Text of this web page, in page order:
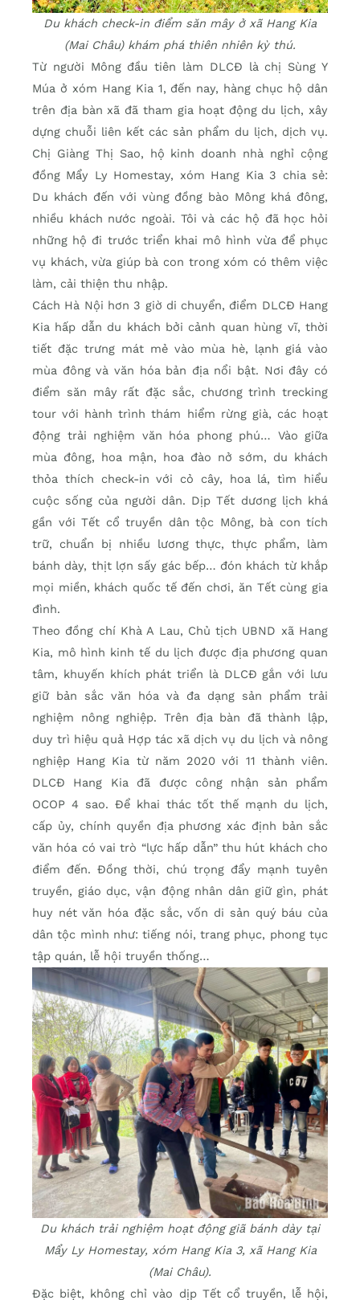
Du khách check-in điểm săn mây ở xã Hang Kia
(Mai Châu) khám phá thiên nhiên kỳ thú.
Từ người Mông đầu tiên làm DLCĐ là chị Sùng Y
Múa ở xóm Hang Kia 1, đến nay, hàng chục hộ dân
trên địa bàn xã đã tham gia hoạt động du lịch, xây
dựng chuỗi liên kết các sản phẩm du lịch, dịch vụ.
Chị Giàng Thị Sao, hộ kinh doanh nhà nghỉ cộng
đồng Mẩy Ly Homestay, xóm Hang Kia 3 chia sẻ:
Du khách đến với vùng đồng bào Mông khá đông,
nhiều khách nước ngoài. Tôi và các hộ đã học hỏi
những hộ đi trước triển khai mô hình vừa để phục
vụ khách, vừa giúp bà con trong xóm có thêm việc
làm, cải thiện thu nhập.
Cách Hà Nội hơn 3 giờ di chuyển, điểm DLCĐ Hang
Kia hấp dẫn du khách bởi cảnh quan hùng vĩ, thời
tiết đặc trưng mát mẻ vào mùa hè, lạnh giá vào
mùa đông và văn hóa bản địa nổi bật. Nơi đây có
điểm săn mây rất đặc sắc, chương trình trecking
tour với hành trình thám hiểm rừng già, các hoạt
động trải nghiệm văn hóa phong phú… Vào giữa
mùa đông, hoa mận, hoa đào nở sớm, du khách
thỏa thích check-in với cỏ cây, hoa lá, tìm hiểu
cuộc sống của người dân. Dịp Tết dương lịch khá
gần với Tết cổ truyền dân tộc Mông, bà con tích
trữ, chuẩn bị nhiều lương thực, thực phẩm, làm
bánh dày, thịt lợn sấy gác bếp… đón khách từ khắp
mọi miền, khách quốc tế đến chơi, ăn Tết cùng gia
đình.
Theo đồng chí Khà A Lau, Chủ tịch UBND xã Hang
Kia, mô hình kinh tế du lịch được địa phương quan
tâm, khuyến khích phát triển là DLCĐ gắn với lưu
giữ bản sắc văn hóa và đa dạng sản phẩm trải
nghiệm nông nghiệp. Trên địa bàn đã thành lập,
duy trì hiệu quả Hợp tác xã dịch vụ du lịch và nông
nghiệp Hang Kia từ năm 2020 với 11 thành viên.
DLCĐ Hang Kia đã được công nhận sản phẩm
OCOP 4 sao. Để khai thác tốt thế mạnh du lịch,
cấp ủy, chính quyền địa phương xác định bản sắc
văn hóa có vai trò “lực hấp dẫn” thu hút khách cho
điểm đến. Đồng thời, chú trọng đẩy mạnh tuyên
truyền, giáo dục, vận động nhân dân giữ gìn, phát
huy nét văn hóa đặc sắc, vốn di sản quý báu của
dân tộc mình như: tiếng nói, trang phục, phong tục
tập quán, lễ hội truyền thống…
Du khách trải nghiệm hoạt động giã bánh dày tại
Mẩy Ly Homestay, xóm Hang Kia 3, xã Hang Kia
(Mai Châu).
Đặc biệt, không chỉ vào dịp Tết cổ truyền, lễ hội,